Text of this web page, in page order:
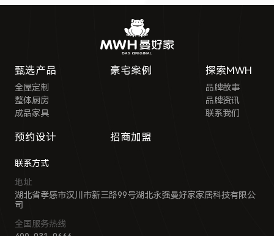
甄选产品
全屋定制
整体厨房
成品家具
豪宅案例 探索MWH
品牌故事
品牌资讯
联系我们
预约设计 招商加盟
联系方式
地址
湖北省孝感市汉川市新三路99号湖北永强曼好家家居科技有限公
司
全国服务热线